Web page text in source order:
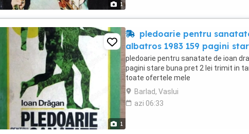
1
1
pledoarie pentru
albatros 1983 159 pagini
pledoarie pentru sanatate de ioan
pagini stare buna pret 2 lei trimit in
toate ofertele mele
Barlad, Vaslui
azi 06:33